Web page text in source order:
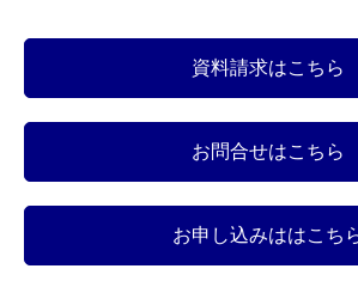
資料請求はこちら
お問合せはこちら
お申し込みははこち